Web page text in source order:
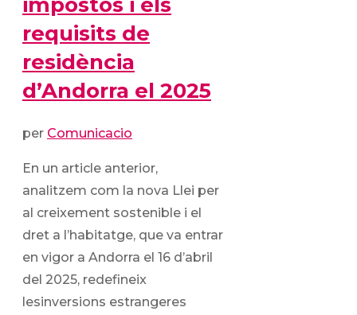
requisits de
residència
d’Andorra el 2025
per Comunicacio
En un article anterior,
analitzem com la nova Llei per
al creixement sostenible i el
dret a l’habitatge, que va entrar
en vigor a Andorra el 16 d’abril
del 2025, redefineix
lesinversions estrangeres